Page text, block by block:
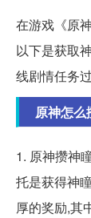
在游戏《原
以下是获取
线剧情任务
原神怎么
1. 原神攒神
托是获得神
厚的奖励,其